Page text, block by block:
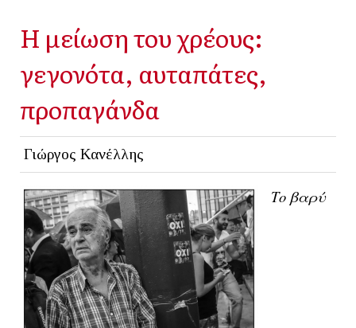
Η μείωση του χρέους:
γεγονότα, αυταπάτες,
προπαγάνδα
Γιώργος Κανέλλης
Το βαρύ